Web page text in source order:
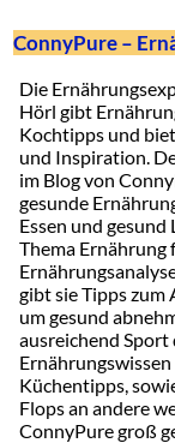
ConnyPure –
Die
Hörl gibt
Kochtipps und
und Inspiration.
im Blog von
gesunde
Essen und
Thema
gibt sie Tipps zum
um gesund
ausreichend Sport
Küchentipps,
Flops an andere
ConnyPure groß